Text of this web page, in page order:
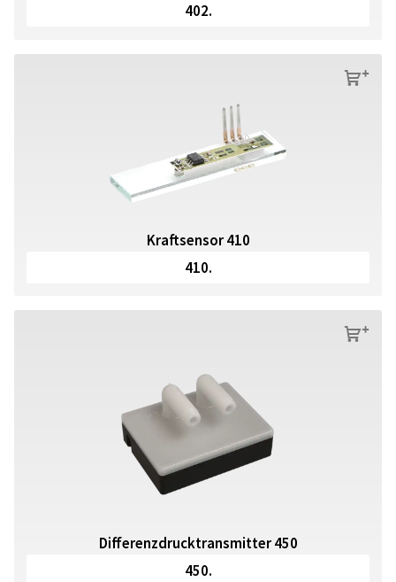
402.
s
Kraftsensor 410
410.
s
Differenzdrucktransmitter 450
450.